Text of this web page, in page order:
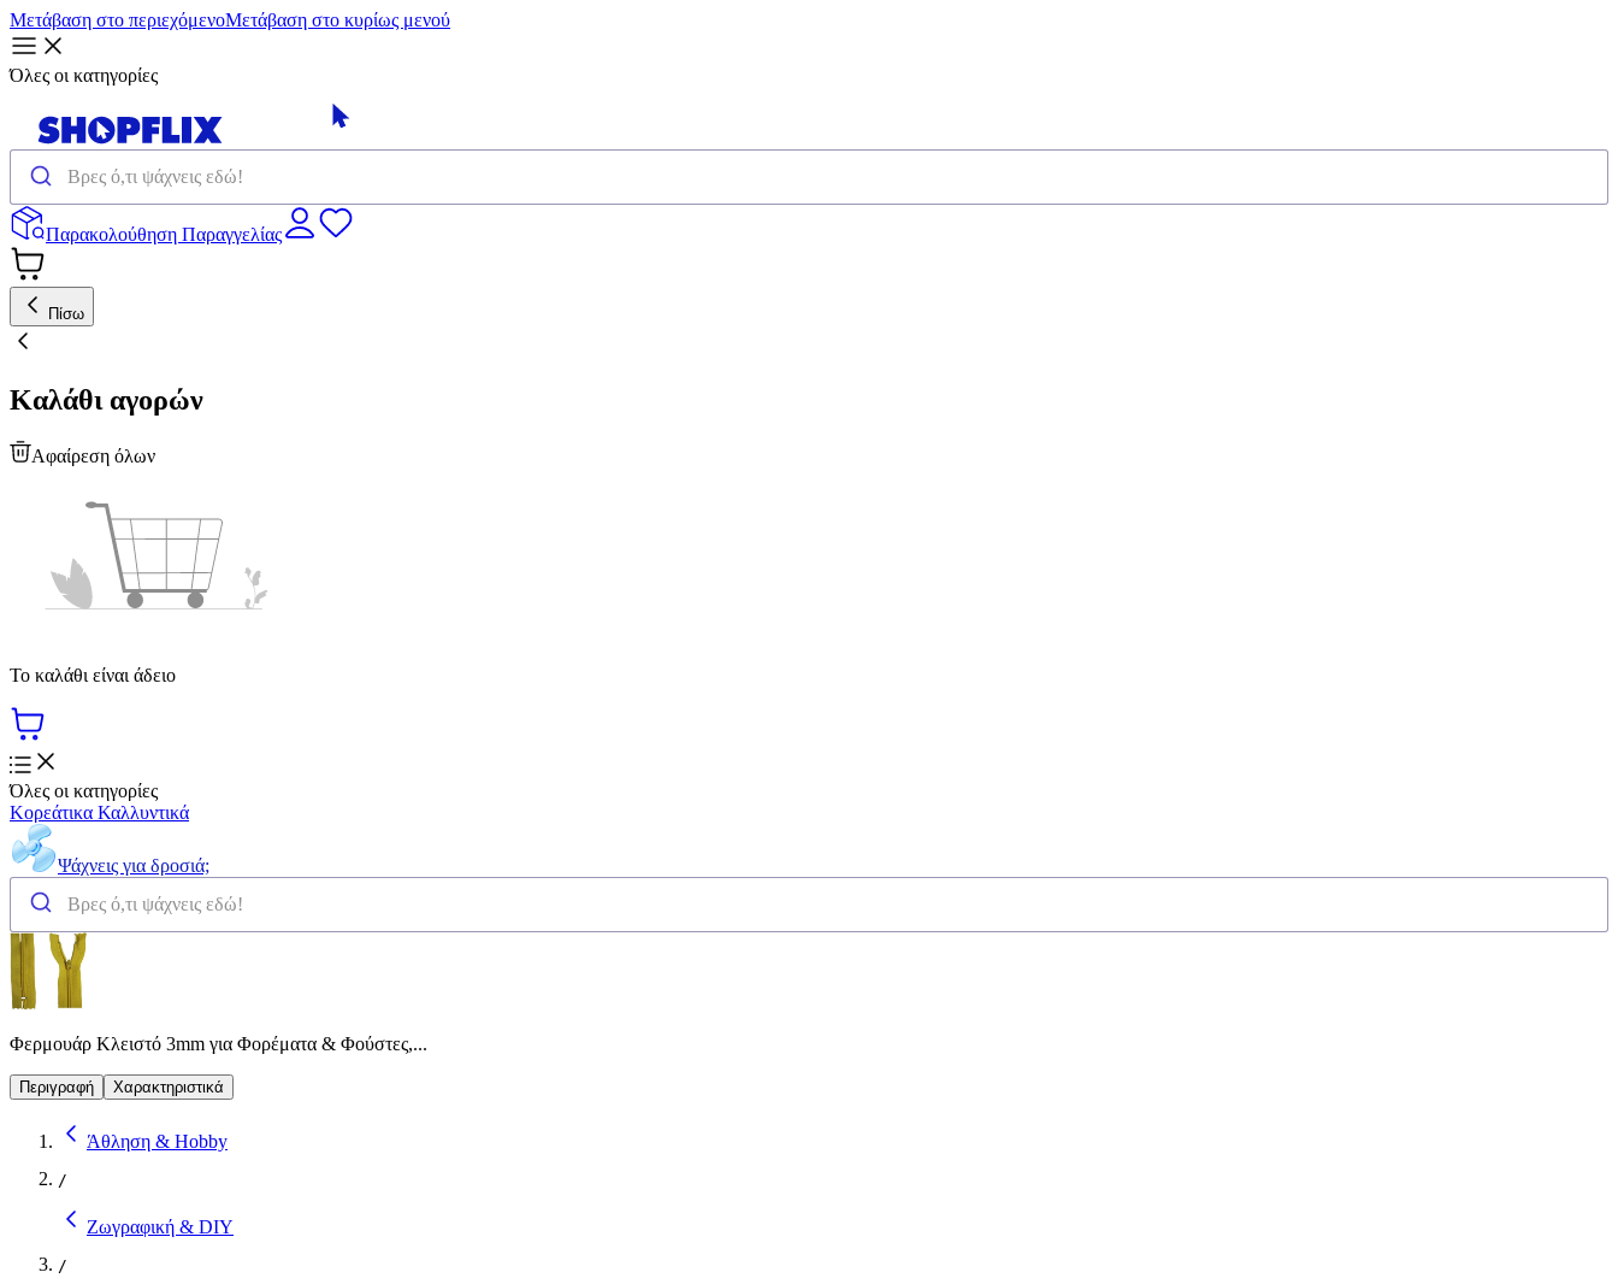
Μετάβαση στο περιεχόμενοΜετάβαση στο κυρίως μενού
Όλες οι κατηγορίες
Παρακολούθηση Παραγγελίας
Πίσω
Καλάθι αγορών
Αφαίρεση όλων
Το καλάθι είναι άδειο
Όλες οι κατηγορίες
Κορεάτικα Καλλυντικά
Ψάχνεις για δροσιά;
Φερμουάρ Κλειστό 3mm για Φορέματα & Φούστες,...
Περιγραφή Χαρακτηριστικά
Άθληση & Hobby
/
Ζωγραφική & DIY
/